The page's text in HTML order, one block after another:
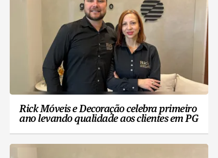
Rick Móveis e Decoração celebra primeiro
ano levando qualidade aos clientes em PG